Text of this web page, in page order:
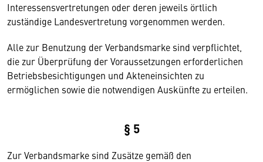
Interessensvertretungen oder deren jeweils örtlich
zuständige Landesvertretung vorgenommen werden.
Alle zur Benutzung der Verbandsmarke sind verpflichtet,
die zur Überprüfung der Voraussetzungen erforderlichen
Betriebsbesichtigungen und Akteneinsichten zu
ermöglichen sowie die notwendigen Auskünfte zu erteilen.
§ 5
Zur Verbandsmarke sind Zusätze gemäß den